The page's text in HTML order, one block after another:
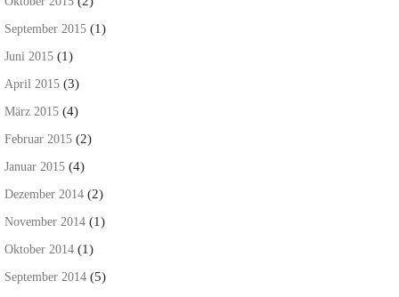
September 2015 (1)
Juni 2015 (1)
April 2015 (3)
März 2015 (4)
Februar 2015 (2)
Januar 2015 (4)
Dezember 2014 (2)
November 2014 (1)
Oktober 2014 (1)
September 2014 (5)